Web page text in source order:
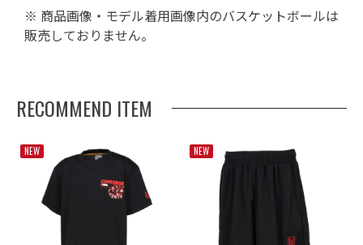
※ 商品画像・モデル着用画像内のバスケットボールは
販売しておりません。
RECOMMEND ITEM
NEW NEW